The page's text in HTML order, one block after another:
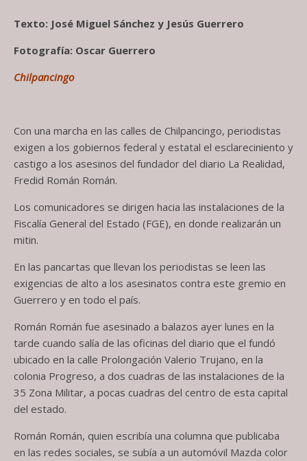
Texto: José Miguel Sánchez y Jesús Guerrero
Fotografía: Oscar Guerrero
Chilpancingo
Con una marcha en las calles de Chilpancingo, periodistas
exigen a los gobiernos federal y estatal el esclareciniento y
castigo a los asesinos del fundador del diario La Realidad,
Fredid Román Román.
Los comunicadores se dirigen hacia las instalaciones de la
Fiscalía General del Estado (FGE), en donde realizarán un
mitin.
En las pancartas que llevan los periodistas se leen las
exigencias de alto a los asesinatos contra este gremio en
Guerrero y en todo el país.
Román Román fue asesinado a balazos ayer lunes en la
tarde cuando salía de las oficinas del diario que el fundó
ubicado en la calle Prolongación Valerio Trujano, en la
colonia Progreso, a dos cuadras de las instalaciones de la
35 Zona Militar, a pocas cuadras del centro de esta capital
del estado.
Román Román, quien escribía una columna que publicaba
en las redes sociales, se subía a un automóvil Mazda color